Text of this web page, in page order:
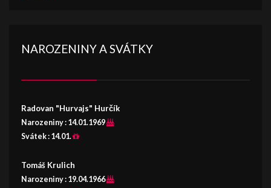
NAROZENINY A SVÁTKY
Radovan "Hurvajs" Hurčík
Narozeniny : 14.01.1969
Svátek : 14.01.
Tomáš Krulich
Narozeniny : 19.04.1966